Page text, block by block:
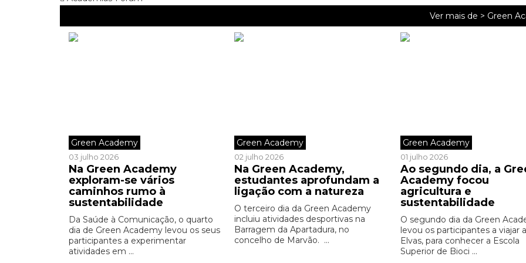
Ver mais de > Green
Green Academy
03 julho 2026
Na Green Academy
exploram-se vários
caminhos rumo à
sustentabilidade
Da Saúde à Comunicação, o quarto
dia de Green Academy levou os seus
participantes a experimentar
atividades em ...
Green Academy
02 julho 2026
Na Green Academy,
estudantes aprofundam a
ligação com a natureza
O terceiro dia da Green Academy
incluiu atividades desportivas na
Barragem da Apartadura, no
concelho de Marvão. ...
Green Academy
01 julho 2026
Ao segundo dia, a
Academy focou
agricultura e
sustentabilidade
O segundo dia da Green
levou os participantes a viajar
Elvas, para conhecer a Escola
Superior de Bioci ...